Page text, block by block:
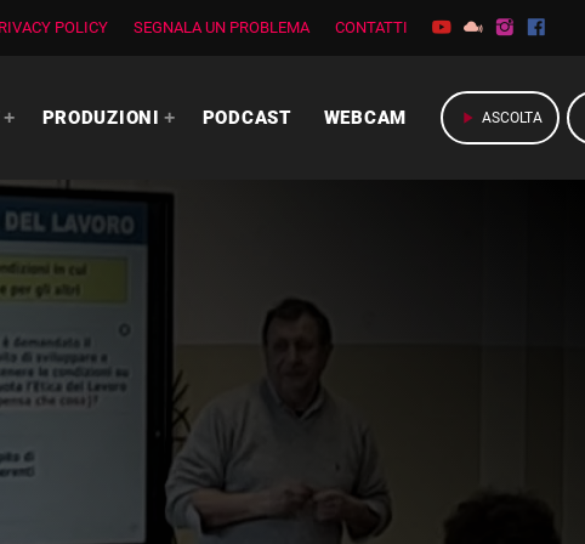
POLICY SEGNALA UN PROBLEMA CONTATTI
PRODUZIONI PODCAST WEBCAM play_arrow ASCOLTA